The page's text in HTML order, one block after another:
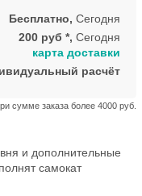
Бесплатно, Сегодня
200 руб *, Сегодня
сумме заказа более 4000 руб.
карта доставки
расчёт
и дополнительные
самокат